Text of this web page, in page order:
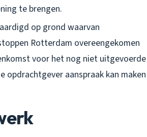
te brengen.
op grond waarvan
Rotterdam overeengekomen
voor het nog niet uitgevoerde
aanspraak kan maken